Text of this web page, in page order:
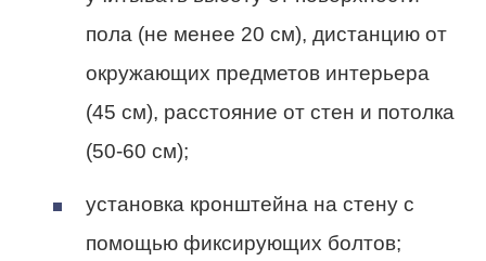
пола (не менее 20 см), дистанцию от
окружающих предметов интерьера
(45 см), расстояние от стен и потолка
(50-60 см);
установка кронштейна на стену с
помощью фиксирующих болтов;